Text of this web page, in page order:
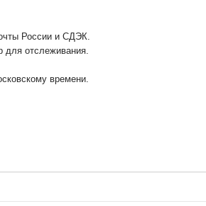
России и СДЭК.
для отслеживания.
времени.